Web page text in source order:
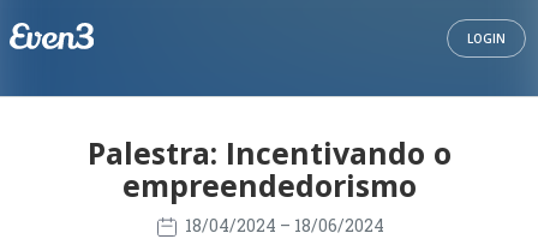
LOGIN
Palestra: Incentivando o
empreendedorismo
18/04/2024 – 18/06/2024